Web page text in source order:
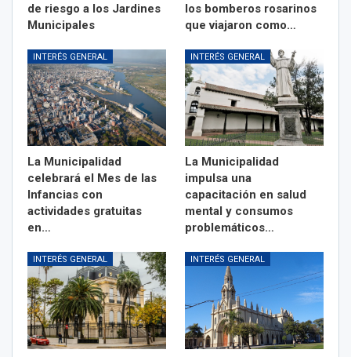
de riesgo a los Jardines
Municipales
los bomberos rosarinos
que viajaron como…
INTERÉS GENERAL
La Municipalidad
celebrará el Mes de las
Infancias con
actividades gratuitas
en…
INTERÉS GENERAL
La Municipalidad
impulsa una
capacitación en salud
mental y consumos
problemáticos…
INTERÉS GENERAL INTERÉS GENERAL